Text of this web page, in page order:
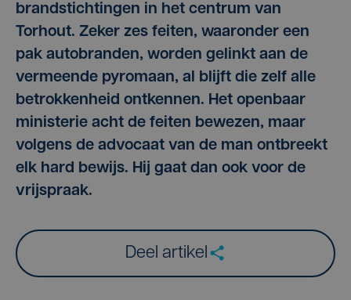
brandstichtingen in het centrum van
Torhout. Zeker zes feiten, waaronder een
pak autobranden, worden gelinkt aan de
vermeende pyromaan, al blijft die zelf alle
betrokkenheid ontkennen. Het openbaar
ministerie acht de feiten bewezen, maar
volgens de advocaat van de man ontbreekt
elk hard bewijs. Hij gaat dan ook voor de
vrijspraak.
Deel artikel